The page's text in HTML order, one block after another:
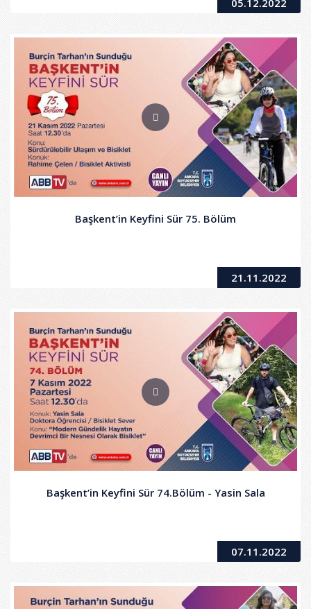
05.12.2022
Başkent’in Keyfini Sür 75. Bölüm
21.11.2022
Başkent’in Keyfini Sür 74.Bölüm - Yasin Sala
07.11.2022